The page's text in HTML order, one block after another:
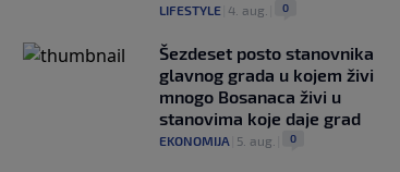
LIFESTYLE| 4. aug. 0
Šezdeset posto stanovnika
glavnog grada u kojem živi
mnogo Bosanaca živi u
stanovima koje daje grad
EKONOMIJA 5. aug. 0